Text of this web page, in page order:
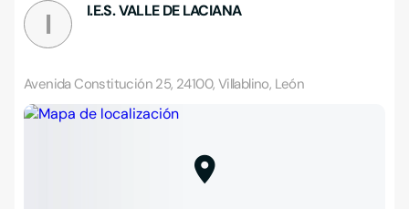
I I.E.S. VALLE DE LACIANA
Avenida Constitución 25, 24100, Villablino, León